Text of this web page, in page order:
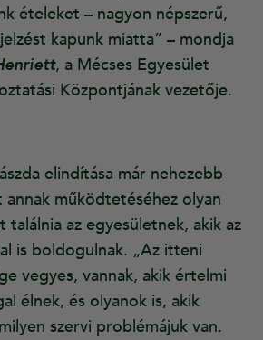
ételeket – nagyon népszerű,
kapunk miatta” – mondja
, a Mécses Egyesület
Központjának vezetője.
elindítása már nehezebb
működtetéséhez olyan
az egyesületnek, akik az
is boldogulnak. „Az itteni
vegyes, vannak, akik értelmi
élnek, és olyanok is, akik
szervi problémájuk van.